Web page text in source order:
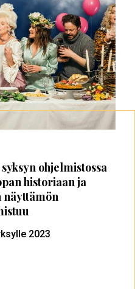
ohjelmistossa
historiaan ja
näyttämön
2023